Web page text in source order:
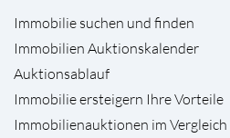
Immobilie suchen und finden
Immobilien Auktionskalender
Auktionsablauf
Immobilie ersteigern Ihre Vorteile
Immobilienauktionen im Vergleich